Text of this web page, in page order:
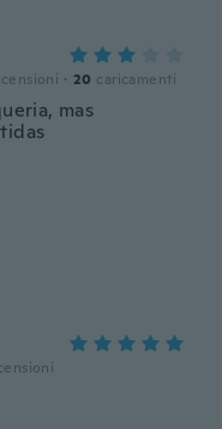
· 20 caricamenti
mas